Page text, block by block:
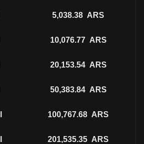
5,038.38 ARS
10,076.77 ARS
20,153.54 ARS
50,383.84 ARS
100,767.68 ARS
201,535.35 ARS